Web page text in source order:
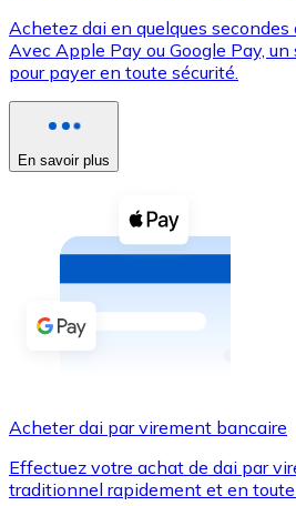
XRP
XRP
Voir toutes
Coupons crypto
Achetez des
Acheter avec espèces
Virement SEPA
Utilisez les cartes Visa et
Achetez dai en quelques secondes
Avec Apple Pay ou Google Pay,
pour payer en toute sécurité.
En savoir plus
Acheter dai par virement bancaire
Effectuez votre achat de dai par
traditionnel rapidement et en toute